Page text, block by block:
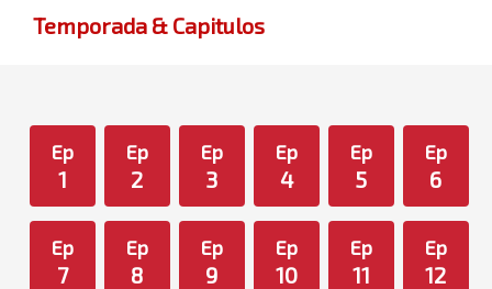
Temporada & Capitulos
Ep
1
Ep
2
Ep
3
Ep
4
Ep
5
Ep
6
Ep
7
Ep
8
Ep
9
Ep
10
Ep
11
Ep
12